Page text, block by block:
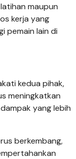
maupun
kerja yang
pemain lain di
kedua pihak,
meningkatkan
yang lebih
berkembang,